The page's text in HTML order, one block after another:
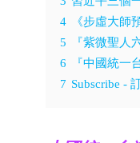
4
《步虛大師
5
『紫微聖人
6
『中國統一
7 Subscribe -